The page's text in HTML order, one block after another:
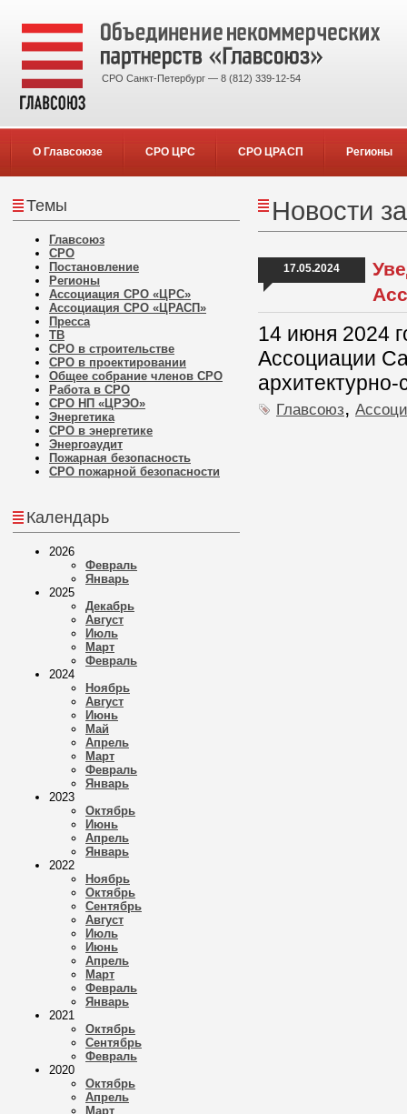
СРО Санкт-Петербург — 8 (812) 339-12-54
О Главсоюзе СРО ЦРС СРО ЦРАСП Регионы
Темы
Главсоюз
СРО
Постановление
Регионы
Ассоциация СРО «ЦРС»
Ассоциация СРО «ЦРАСП»
Пресса
ТВ
СРО в строительстве
СРО в проектировании
Общее собрание членов СРО
Работа в СРО
СРО НП «ЦРЭО»
Энергетика
СРО в энергетике
Энергоаудит
Пожарная безопасность
СРО пожарной безопасности
Календарь
2026
Февраль
Январь
2025
Декабрь
Август
Июль
Март
Февраль
2024
Ноябрь
Август
Июнь
Май
Апрель
Март
Февраль
Январь
2023
Октябрь
Июнь
Апрель
Январь
2022
Ноябрь
Октябрь
Сентябрь
Август
Июль
Июнь
Апрель
Март
Февраль
Январь
2021
Октябрь
Сентябрь
Февраль
2020
Октябрь
Апрель
Март
Новости
17.05.2024
14 июня 2024
Ассоциации
архитектурно-
Главсоюз,